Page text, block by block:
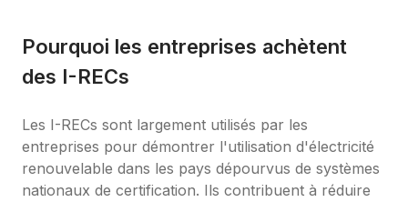
Pourquoi les entreprises achètent
des I-RECs
Les I-RECs sont largement utilisés par les
entreprises pour démontrer l'utilisation d'électricité
renouvelable dans les pays dépourvus de systèmes
nationaux de certification. Ils contribuent à réduire